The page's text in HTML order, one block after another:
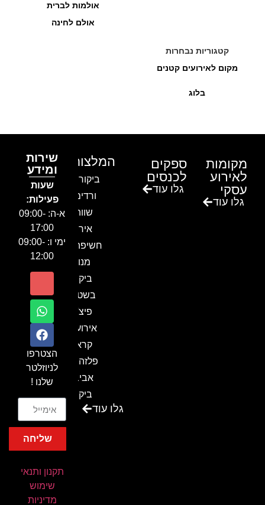
אולמות לברית
אולם לחינה
קטגוריות נבחרות
מקום לאירועים קטנים
בלוג
מקומות
לאירוע
עסקי
גלו עוד
ספקים
לכנסים
גלו עוד
המלצות
ביקור בגן
ורדים –
שווה!!
אירוע
חשיפה- זיו
מנור
ביקור
בשטח-
פיצ'ר
אירועים
קראון
פלזה תל
אביב-
ביקור
בכנסגלו עוד
שירות
ומידע
שעות
פעילות:
א-ה: 09:00-
17:00
ימי ו: 09:00-
12:00
הצטרפו
לניוזלטר
שלנו !
שליחה
תקנון ותנאי
שימוש
מדיניות